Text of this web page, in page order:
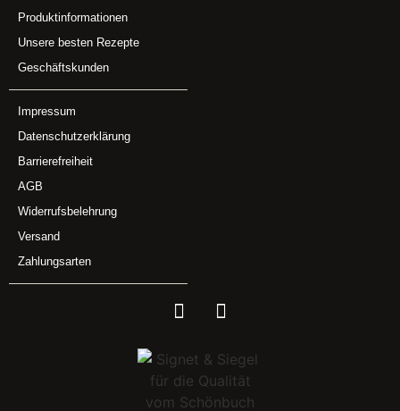
Produktinformationen
Unsere besten Rezepte
Geschäftskunden
Impressum
Datenschutzerklärung
Barrierefreiheit
AGB
Widerrufsbelehrung
Versand
Zahlungsarten